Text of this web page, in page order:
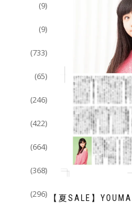
【夏SALE】
(9)
(9)
(733)
(65)
(246)
(422)
(664)
(368)
(296)